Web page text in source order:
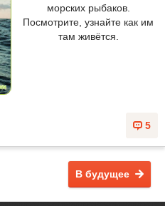
морских рыбаков.
Посмотрите, узнайте как им
там живётся.
5
В будущее